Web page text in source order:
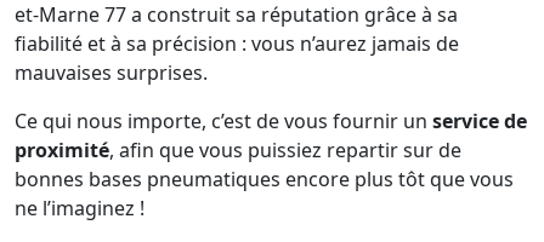
et-Marne 77 a construit sa réputation grâce à sa
fiabilité et à sa précision : vous n’aurez jamais de
mauvaises surprises.
Ce qui nous importe, c’est de vous fournir un service de
proximité, afin que vous puissiez repartir sur de
bonnes bases pneumatiques encore plus tôt que vous
ne l’imaginez !